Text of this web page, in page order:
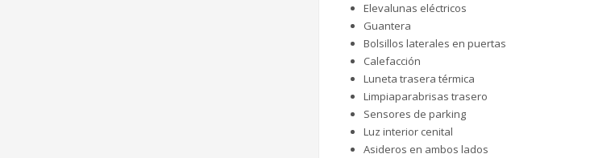
Elevalunas eléctricos
Guantera
Bolsillos laterales en puertas
Calefacción
Luneta trasera térmica
Limpiaparabrisas trasero
Sensores de parking
Luz interior cenital
Asideros en ambos lados